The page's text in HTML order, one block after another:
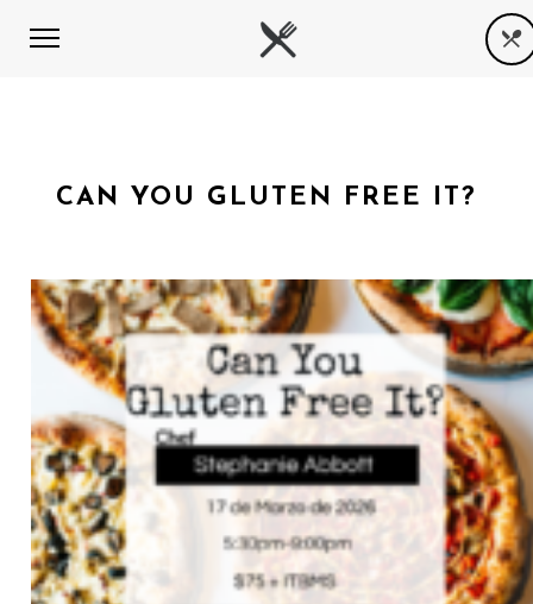
CAN YOU GLUTEN FREE IT?